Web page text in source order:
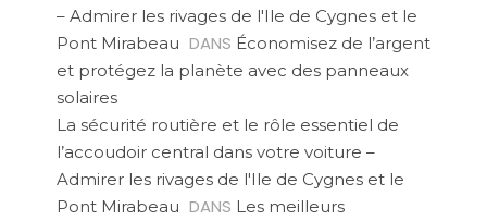
– Admirer les rivages de l'Ile de Cygnes et le
Pont Mirabeau DANS Économisez de l’argent
et protégez la planète avec des panneaux
solaires
La sécurité routière et le rôle essentiel de
l’accoudoir central dans votre voiture –
Admirer les rivages de l'Ile de Cygnes et le
Pont Mirabeau DANS Les meilleurs